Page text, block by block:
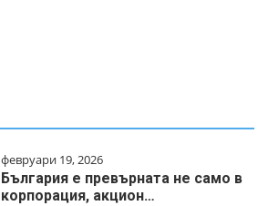
февруари 19, 2026
България е превърната не само в
корпорация, акцион…